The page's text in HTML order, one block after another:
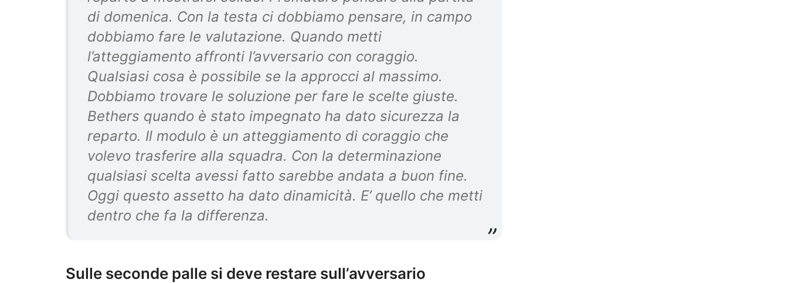
di domenica. Con la testa ci dobbiamo pensare, in campo
dobbiamo fare le valutazione. Quando metti
l’atteggiamento affronti l’avversario con coraggio.
Qualsiasi cosa è possibile se la approcci al massimo.
Dobbiamo trovare le soluzione per fare le scelte giuste.
Bethers quando è stato impegnato ha dato sicurezza la
reparto. Il modulo è un atteggiamento di coraggio che
volevo trasferire alla squadra. Con la determinazione
qualsiasi scelta avessi fatto sarebbe andata a buon fine.
Oggi questo assetto ha dato dinamicità. E’ quello che metti
dentro che fa la differenza.
Sulle seconde palle si deve restare sull’avversario